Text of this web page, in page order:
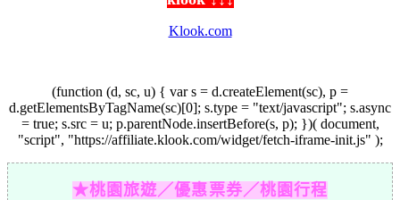
Klook.com
(function (d, sc, u) { var s = d.createElement(sc), p =
d.getElementsByTagName(sc)[0]; s.type = "text/javascript"; s.async
= true; s.src = u; p.parentNode.insertBefore(s, p); })( document,
"script", "https://affiliate.klook.com/widget/fetch-iframe-init.js" );
★桃園旅遊／優惠票券／桃園行程